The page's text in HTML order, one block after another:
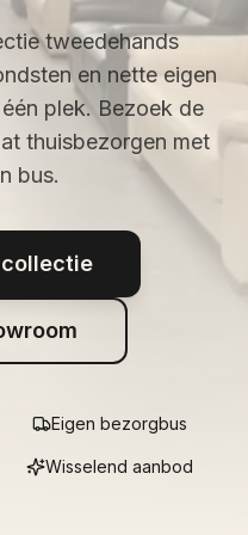
tweedehands
en nette eigen
plek. Bezoek de
thuisbezorgen met
bus.
Eigen bezorgbus
Wisselend aanbod